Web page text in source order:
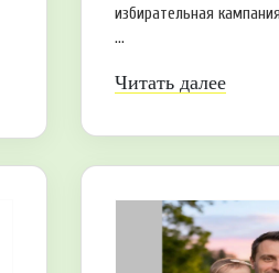
избирательная
...
Читать далее